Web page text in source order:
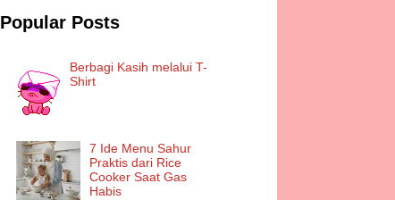
Popular Posts
Berbagi Kasih melalui T-
Shirt
7 Ide Menu Sahur
Praktis dari Rice
Cooker Saat Gas
Habis